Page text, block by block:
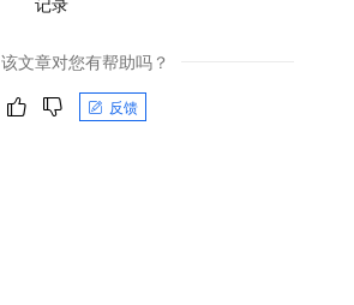
该文章对您有帮助吗？
反馈